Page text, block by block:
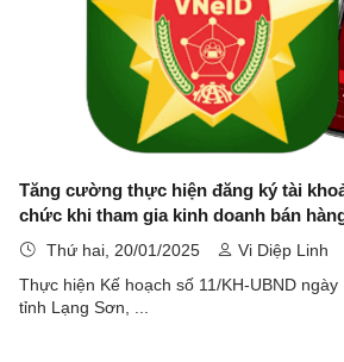
Tăng cường thực hiện đăng ký tài
chức khi tham gia kinh doanh bán
thương mại điện tử
Thứ hai, 20/01/2025
Vi Diệp Linh
Thực hiện Kế hoạch số 11/KH-UBND
tỉnh Lạng Sơn, ...